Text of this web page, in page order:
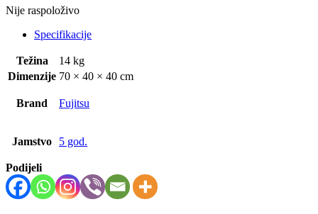
Nije raspoloživo
Specifikacije
Težina
14 kg
Dimenzije 70 × 40 × 40 cm
Brand Fujitsu
Jamstvo 5 god.
Podijeli